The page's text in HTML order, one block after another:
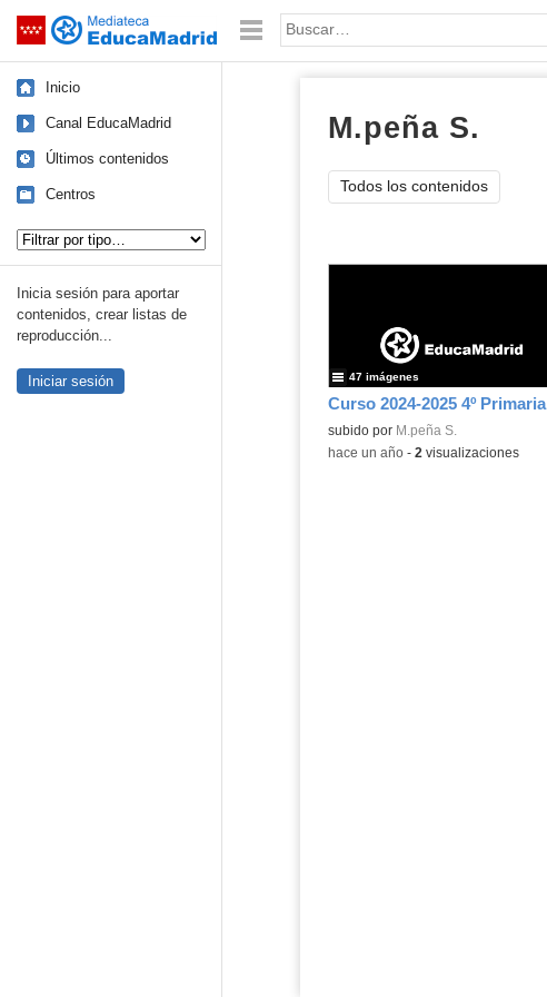
Saltar navegación Palabra o frase:
Inicio
Canal EducaMadrid
Últimos contenidos
Centros
Inicia sesión para aportar
contenidos, crear listas de
reproducción...
Iniciar sesión
M.peña S.
Todos los contenidos
Curso 2024-2025 4º Primaria
Contenido educativo.
subido por M.peña S.
47 imágenes
-hace un año- 2 visualizaciones